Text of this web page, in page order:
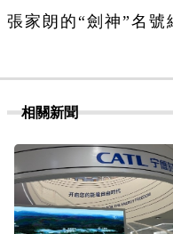
張家朗的“劍神”名號
相關新聞